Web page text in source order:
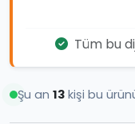
Tüm bu
Şu an 13 kişi bu